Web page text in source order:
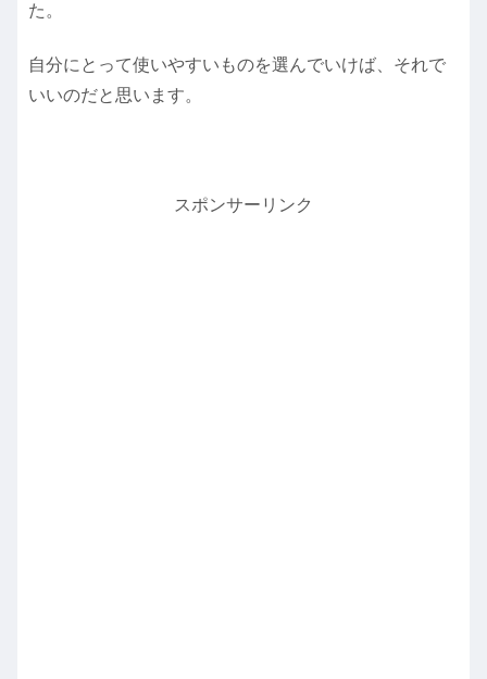
た。
自分にとって使いやすいものを選んでいけば、それで
いいのだと思います。
スポンサーリンク